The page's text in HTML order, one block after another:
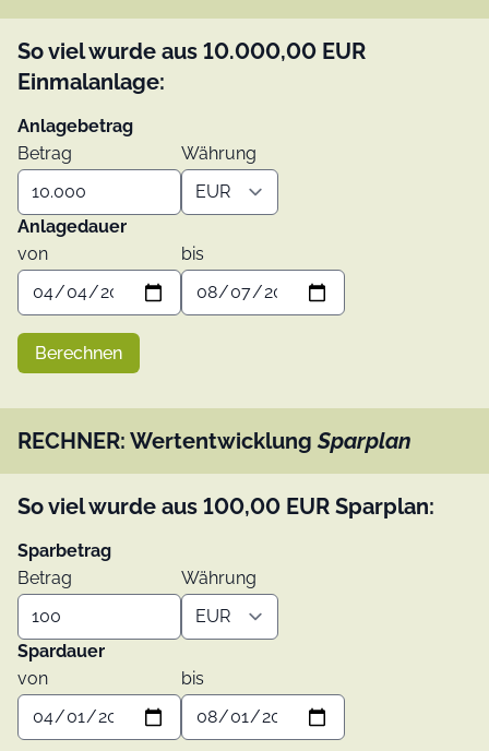
So viel wurde aus 10.000,00 EUR
Einmalanlage:
Anlagebetrag
Betrag
Währung
Anlagedauer
von
bis
Berechnen
RECHNER: WertentwicklungSparplan
So viel wurde aus 100,00 EUR Sparplan:
Sparbetrag
Betrag
Währung
Spardauer
von
bis